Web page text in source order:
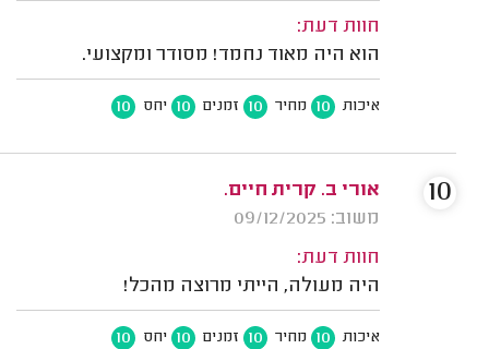
חוות דעת:
הוא היה מאוד נחמד! מסודר ומקצועי.
איכות 10 מחיר 10 זמנים 10 יחס 10
אורי ב. קרית חיים.
משוב: 09/12/2025
חוות דעת:
היה מעולה, הייתי מרוצה מהכל!
איכות 10 מחיר 10 זמנים 10 יחס 10
10